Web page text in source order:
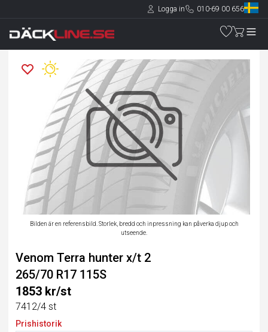
Logga in 010-69 00 656
Bilden är en referensbild. Storlek, bredd och inpressning kan påverka djup och
utseende.
Venom Terra hunter x/t 2
265/70 R17 115S
1853 kr/st
7412/4 st
Prishistorik